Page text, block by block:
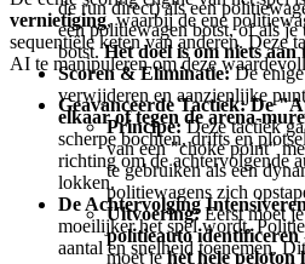
de run direct) als een
een politiewagen botst, of als je
botst.Het doel is om niets aan
Scoren & Eliminatie:De enige
verwijderen en aanzienlijke
elkaar of tegen de arena-
scherpe bochten, drifts en
richting om de achtervolgende
lokken.
De Achtervolging
moeilijker het spel wordt.
aantal en snelheid toenemen.
vernietiging, waarbij de ene
sequentiële keten van anderen. Deze
AI te manipuleren om deze
Geavanceerde Tactiek: De
Principe:Deze tactiek
van een "choke point"
te gebruiken als een
politiewagens zich
Uitvoering:Eerst moet
politieauto identificeren
moet jehet hele peloton